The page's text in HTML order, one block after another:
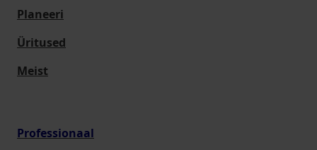
Planeeri
Üritused
Meist
Professionaal